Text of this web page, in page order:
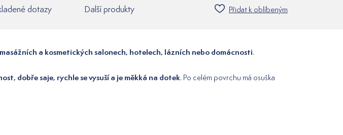
dotazy Další produkty Přidat k oblíbeným
a kosmetických salonech, hotelech, lázních nebo domácnosti.
dobře saje, rychle se vysuší a je měkká na dotek. Po celém povrchu má osuška